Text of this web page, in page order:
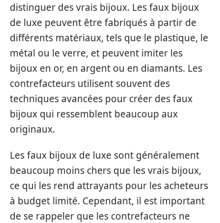
distinguer des vrais bijoux. Les faux bijoux
de luxe peuvent être fabriqués à partir de
différents matériaux, tels que le plastique, le
métal ou le verre, et peuvent imiter les
bijoux en or, en argent ou en diamants. Les
contrefacteurs utilisent souvent des
techniques avancées pour créer des faux
bijoux qui ressemblent beaucoup aux
originaux.
Les faux bijoux de luxe sont généralement
beaucoup moins chers que les vrais bijoux,
ce qui les rend attrayants pour les acheteurs
à budget limité. Cependant, il est important
de se rappeler que les contrefacteurs ne